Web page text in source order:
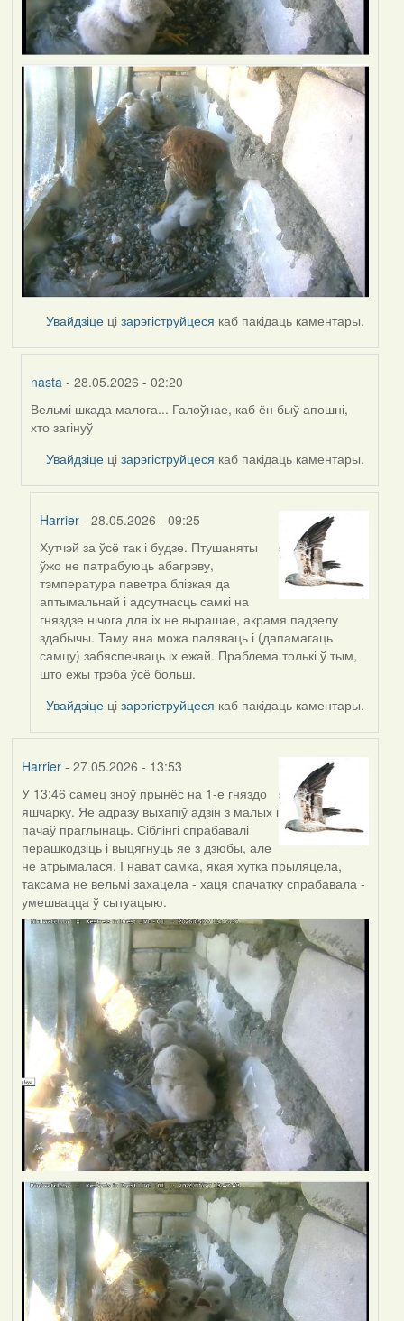
Увайдзіце цізарэгіструйцеся каб пакідаць каментары.
nasta - 28.05.2026 - 02:20
In
reply
Harrier
Вельмі шкада малога... Галоўнае, каб ён быў апошні,
хто загінуў
Увайдзіце цізарэгіструйцеся каб пакідаць каментары.
Harrier - 28.05.2026 - 09:25
In
reply
to
by
nasta
Хутчэй за ўсё так і будзе. Птушаняты
ўжо не патрабуюць абагрэву,
тэмпература паветра блізкая да
аптымальнай і адсутнасць самкі на
гняздзе нічога для іх не вырашае, акрамя падзелу
здабычы. Таму яна можа паляваць і (дапамагаць
самцу) забяспечваць іх ежай. Праблема толькі ў тым,
што ежы трэба ўсё больш.
Увайдзіце цізарэгіструйцеся каб пакідаць каментары.
Harrier- 27.05.2026 - 13:53
У 13:46 самец зноў прынёс на 1-е гняздо
яшчарку. Яе адразу выхапіў адзін з малых і
пачаў праглынаць. Сіблінгі спрабавалі
перашкодзіць і выцягнуць яе з дзюбы, але
не атрымалася. І нават самка, якая хутка прыляцела,
таксама не вельмі захацела - хаця спачатку спрабавала -
умешвацца ў сытуацыю.